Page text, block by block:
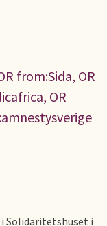
from:Sida, OR
OR
Solidaritetshuset i